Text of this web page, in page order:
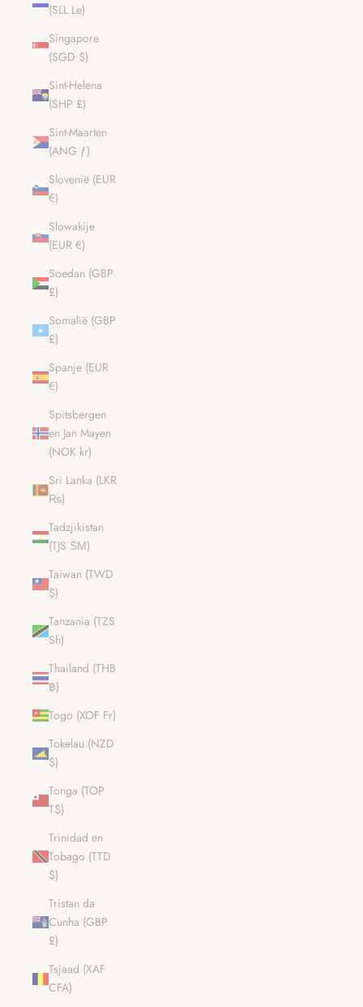
(SLL Le)
Singapore
(SGD $)
Sint-Helena
(SHP £)
Sint-Maarten
(ANG ƒ)
Slovenië (EUR
€)
Slowakije
(EUR €)
Soedan (GBP
£)
Somalië (GBP
£)
Spanje (EUR
€)
Spitsbergen
en Jan Mayen
(NOK kr)
Sri Lanka (LKR
₨)
Tadzjikistan
(TJS ЅМ)
Taiwan (TWD
$)
Tanzania (TZS
Sh)
Thailand (THB
฿)
Togo (XOF Fr)
Tokelau (NZD
$)
Tonga (TOP
T$)
Trinidad en
Tobago (TTD
$)
Tristan da
Cunha (GBP
£)
Tsjaad (XAF
CFA)